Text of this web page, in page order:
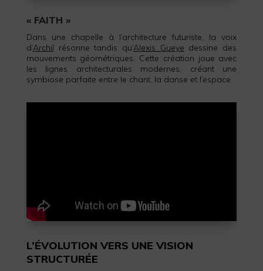
« FAITH »
Dans une chapelle à l’architecture futuriste, la voix
d’Archil résonne tandis qu’Alexis Gueye dessine des
mouvements géométriques. Cette création joue avec
les lignes architecturales modernes, créant une
symbiose parfaite entre le chant, la danse et l’espace.
L’ÉVOLUTION VERS UNE VISION
STRUCTURÉE